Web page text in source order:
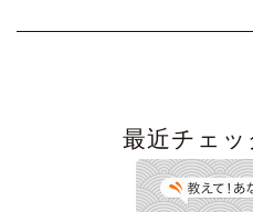
最近チェ